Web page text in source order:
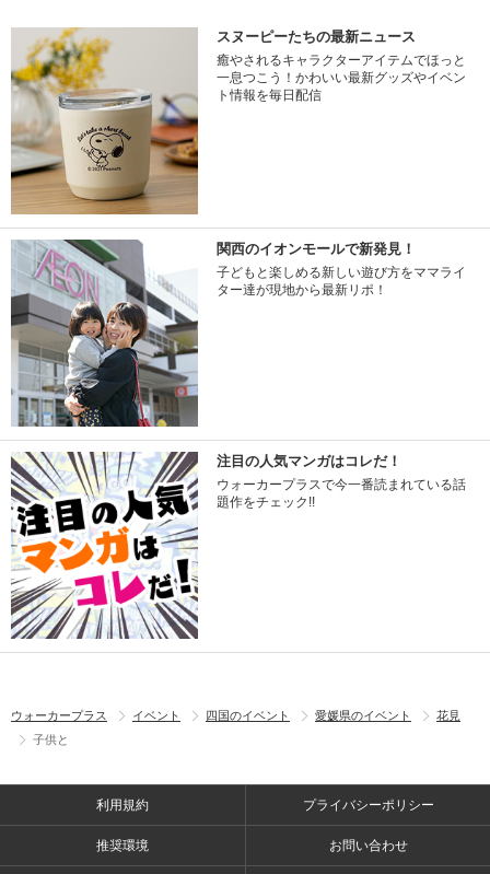
スヌーピーたちの最新ニュース
癒やされるキャラクターアイテムでほっと
一息つこう！かわいい最新グッズやイベン
ト情報を毎日配信
関西のイオンモールで新発見！
子どもと楽しめる新しい遊び方をママライ
ター達が現地から最新リポ！
注目の人気マンガはコレだ！
ウォーカープラスで今一番読まれている話
題作をチェック!!
ウォーカープラス イベント 四国のイベント 愛媛県のイベント
花見
子供と
利用規約 プライバシーポリシー
推奨環境 お問い合わせ